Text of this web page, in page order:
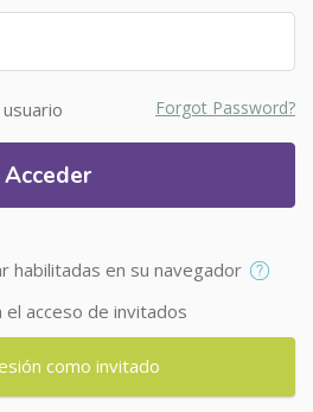
Forgot Password?
Acceder
habilitadas en su navegador
acceso de invitados
como invitado